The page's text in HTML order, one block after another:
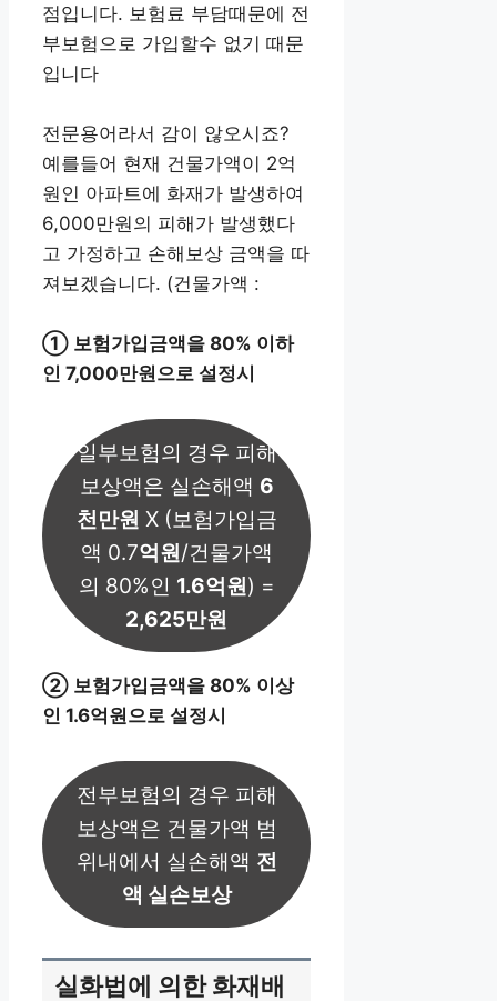
점입니다. 보험료 부담때문에 전
부보험으로 가입할수 없기 때문
입니다
전문용어라서 감이 않오시죠?
예를들어 현재 건물가액이 2억
원인 아파트에 화재가 발생하여
6,000만원의 피해가 발생했다
고 가정하고 손해보상 금액을 따
져보겠습니다. (건물가액 :
① 보험가입금액을 80% 이하
인 7,000만원으로 설정시
일부보험의 경우 피해
보상액은 실손해액 6
천만원 X (보험가입금
액 0.7억원/건물가액
의 80%인 1.6억원) =
2,625만원
② 보험가입금액을 80% 이상
인 1.6억원으로 설정시
전부보험의 경우 피해
보상액은 건물가액 범
위내에서 실손해액 전
액 실손보상
실화법에 의한 화재배